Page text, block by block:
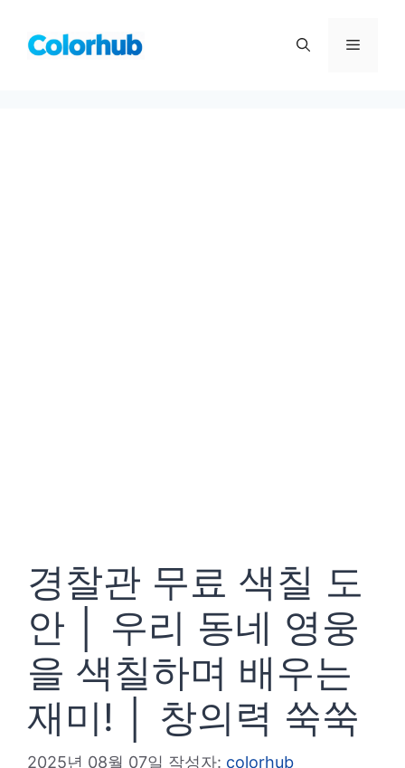
메
경찰관 무료 색칠 도
안 │ 우리 동네 영웅
을 색칠하며 배우는
재미! │ 창의력 쑥쑥
2025년 08월 07일 작성자: colorhub